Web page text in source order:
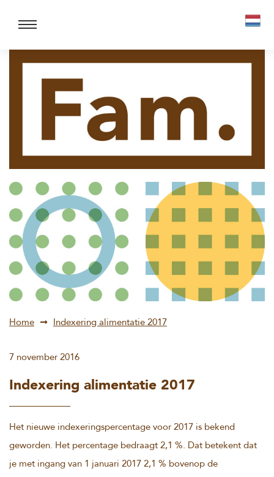
Home Indexering alimentatie 2017
7 november 2016
Indexering alimentatie 2017
Het nieuwe indexeringspercentage voor 2017 is bekend
geworden. Het percentage bedraagt 2,1 %. Dat betekent dat
je met ingang van 1 januari 2017 2,1 % bovenop de